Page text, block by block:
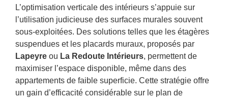
L’optimisation verticale des intérieurs s’appuie sur
l’utilisation judicieuse des surfaces murales souvent
sous-exploitées. Des solutions telles que les étagères
suspendues et les placards muraux, proposés par
Lapeyre ou La Redoute Intérieurs, permettent de
maximiser l’espace disponible, même dans des
appartements de faible superficie. Cette stratégie offre
un gain d’efficacité considérable sur le plan de